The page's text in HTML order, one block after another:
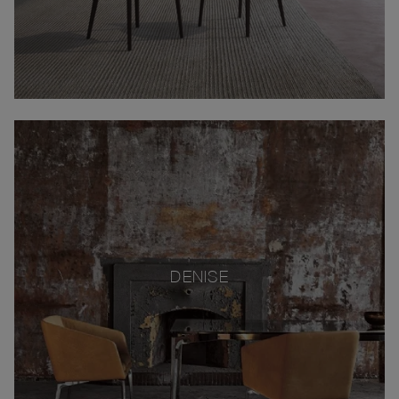
DENISE